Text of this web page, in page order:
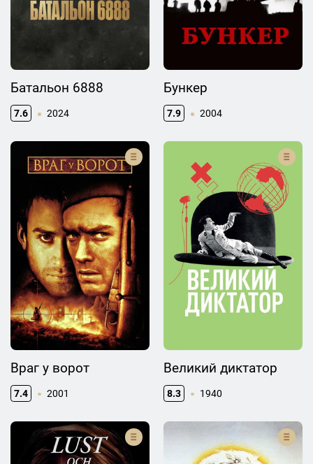
Батальон 6888
7.6 2024
Бункер
7.9 2004
Враг у ворот
7.4 2001
Великий диктатор
8.3 1940